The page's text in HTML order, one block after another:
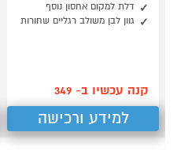
דלת למקום אחסון נוסף
גוון לבן משולב רגליים שחורות
קנה עכשיו ב- 349
למידע ורכישה